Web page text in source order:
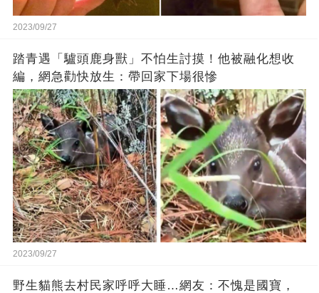
2023/09/27
踏青遇「驢頭鹿身獸」不怕生討摸！他被融化想收
編，網急勸快放生：帶回家下場很慘
2023/09/27
野生貓熊去村民家呼呼大睡…網友：不愧是國寶，